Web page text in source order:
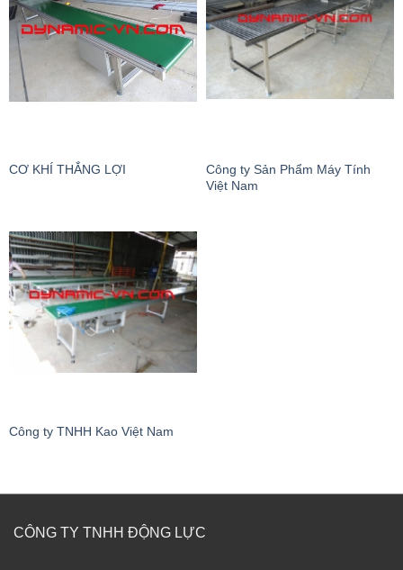
CƠ KHÍ THẮNG LỢI
Công ty Sản Phẩm Máy Tính
Việt Nam
Công ty TNHH Kao Việt Nam
CÔNG TY TNHH ĐỘNG LỰC